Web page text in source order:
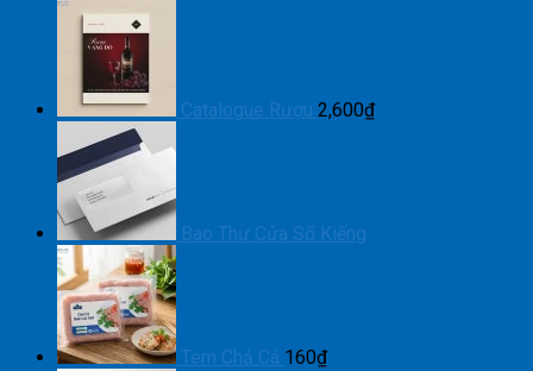
Catalogue Rượu 2,600₫
Bao Thư Cửa Sổ Kiếng
Tem Chả Cá 160₫